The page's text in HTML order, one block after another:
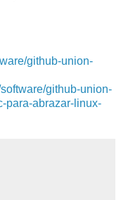
github-union-
github-union-
para-abrazar-linux-